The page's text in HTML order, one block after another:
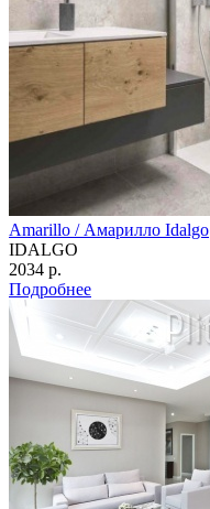
Amarillo / Амарилло Idalgo
IDALGO
2034 р.
Подробнее